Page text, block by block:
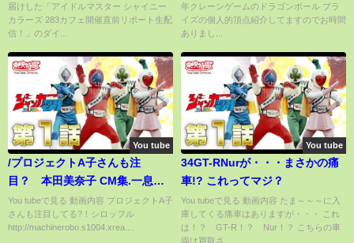
マスター】
届けした「アイドルマスター シャイニー
カラーズ 283カフェ開催直前リポート生配
信！」のダイ...
年クレーンゲームのドラゴンボール プラ
イズの個人的頂点紹介してますのでお時間
ありまし...
You tube
/プロジェクトA子さんも注
目？ 本田美奈子 CM集.一息つ
く動画！/
You tubeで見る 動画内容 プロジェクトA子
さんも注目してる?！シロッフル
http://machinerobo.s1004.xrea....
You tube
34GT-RNurが・・・まさかの痛
車!? これってマジ？
You tubeで見る 動画内容 たま～～～に入
庫してくる痛車はありますが・・・ これ
は！？ GT-R！？ Nur！？ こちらの車
両は買取さ...